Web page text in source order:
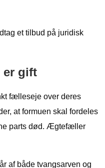
et tilbud på juridisk
er gift
fælleseje over deres
at formuen skal fordeles
parts død. Ægtefæller
af både tvangsarven og